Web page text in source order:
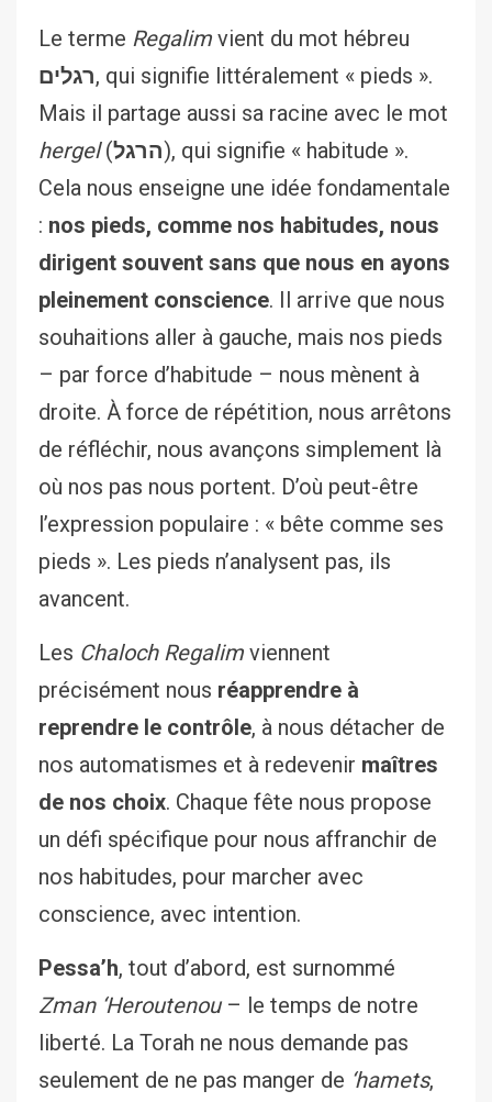
Le terme Regalim vient du mot hébreu
רגלים, qui signifie littéralement « pieds ».
Mais il partage aussi sa racine avec le mot
hergel(הרגל), qui signifie « habitude ».
Cela nous enseigne une idée fondamentale
: nos pieds, comme nos habitudes, nous
dirigent souvent sans que nous en ayons
pleinement conscience. Il arrive que nous
souhaitions aller à gauche, mais nos pieds
– par force d’habitude – nous mènent à
droite. À force de répétition, nous arrêtons
de réfléchir, nous avançons simplement là
où nos pas nous portent. D’où peut-être
l’expression populaire : « bête comme ses
pieds ». Les pieds n’analysent pas, ils
avancent.
Les Chaloch Regalim viennent
précisément nous réapprendre à
reprendre le contrôle, à nous détacher de
nos automatismes et à redevenir maîtres
de nos choix. Chaque fête nous propose
un défi spécifique pour nous affranchir de
nos habitudes, pour marcher avec
conscience, avec intention.
Pessa’h, tout d’abord, est surnommé
Zman ‘Heroutenou– le temps de notre
liberté. La Torah ne nous demande pas
seulement de ne pas manger de ‘hamets,